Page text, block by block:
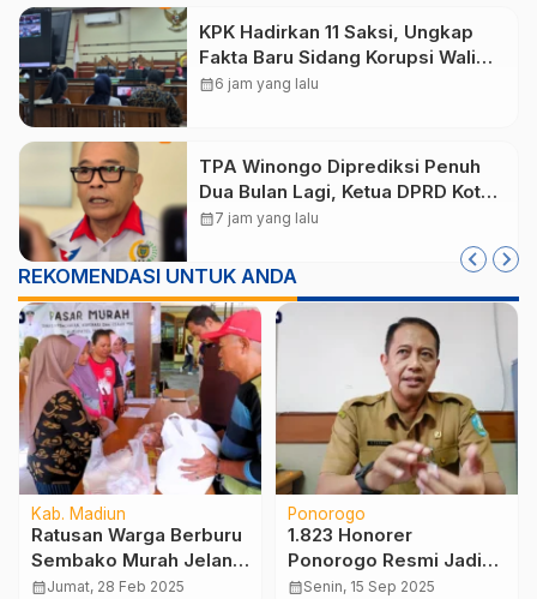
KPK Hadirkan 11 Saksi, Ungkap
Fakta Baru Sidang Korupsi Wali
Kota Madiun Nonaktif Maidi
calendar_month6 jam yang lalu
TPA Winongo Diprediksi Penuh
Dua Bulan Lagi, Ketua DPRD Kota
Madiun Desak Pemkot Percepat
calendar_month7 jam yang lalu
REKOMENDASI UNTUK ANDA
Kab. Madiun
Ratusan Warga Berburu
Sembako Murah Jelang
Ramadhan
calendar_monthJumat, 28 Feb 2025
Ponorogo
1.823 Honorer
Ponorogo Resmi Jadi
PPPK Paruh Waktu
calendar_monthSenin, 15 Sep 2025